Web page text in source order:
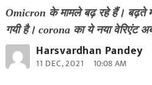
Omicron के मामले बढ़ रहे हैं। बढ़ते
गयी है। corona का ये नया वेरिएंट
Harsvardhan Pandey
11 DEC, 2021 10:08 AM